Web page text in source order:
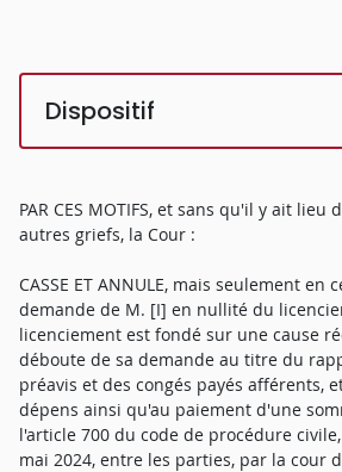
Dispositif
PAR CES MOTIFS, et sans qu'il y ait lieu
autres griefs, la Cour :
CASSE ET ANNULE, mais seulement en
demande de M. [I] en nullité du
licenciement est fondé sur une cause
déboute de sa demande au titre du
préavis et des congés payés afférents,
dépens ainsi qu'au paiement d'une
l'article 700 du code de procédure
mai 2024, entre les parties, par la cour